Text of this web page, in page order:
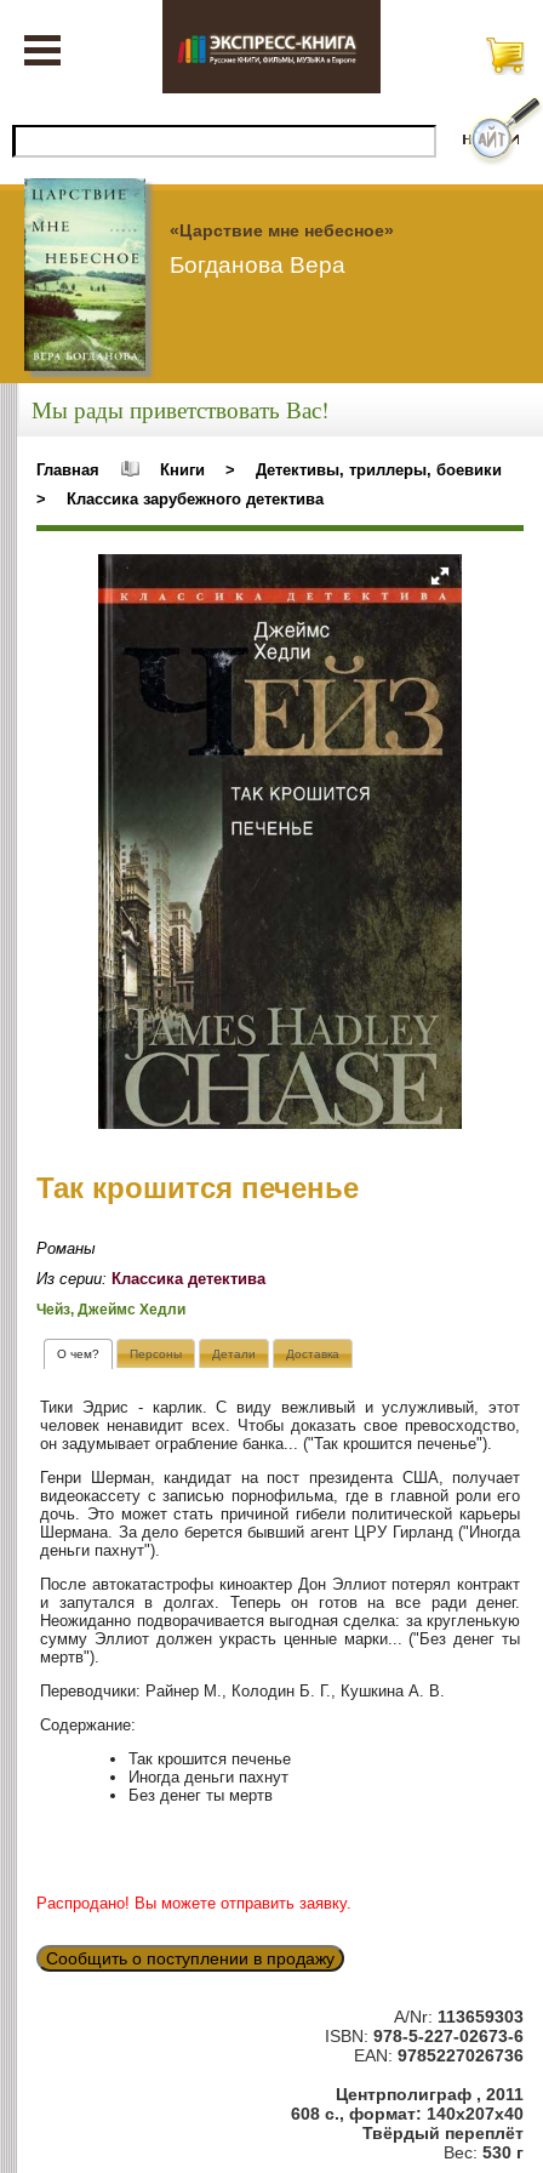
«Царствие мне небесное»
Богданова Вера
Мы рады приветствовать Вас!
Главная Книги >
Детективы, триллеры, боевики
>
Классика зарубежного детектива
Так крошится печенье
Романы
Из серии: Классика детектива
Чейз, Джеймс Хедли
О чем? Персоны Детали Доставка
Тики Эдрис - карлик. С виду вежливый и услужливый, этот
человек ненавидит всех. Чтобы доказать свое превосходство,
он задумывает ограбление банка... ("Так крошится печенье").
Генри Шерман, кандидат на пост президента США, получает
видеокассету с записью порнофильма, где в главной роли его
дочь. Это может стать причиной гибели политической карьеры
Шермана. За дело берется бывший агент ЦРУ Гирланд ("Иногда
деньги пахнут").
После автокатастрофы киноактер Дон Эллиот потерял контракт
и запутался в долгах. Теперь он готов на все ради денег.
Неожиданно подворачивается выгодная сделка: за кругленькую
сумму Эллиот должен украсть ценные марки... ("Без денег ты
мертв").
Переводчики: Райнер М., Колодин Б. Г., Кушкина А. В.
Содержание:
Так крошится печенье
Иногда деньги пахнут
Без денег ты мертв
Распродано! Вы можете отправить заявку.
Сообщить о поступлении в продажу
A/Nr: 113659303
ISBN: 978-5-227-02673-6
EAN: 9785227026736
Центрполиграф , 2011
608 с., формат: 140x207x40
Твёрдый переплёт
Вес: 530 г